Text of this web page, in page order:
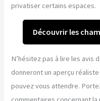
privatiser certains espaces.
Découvrir les
N’hésitez pas à lire les avis
donneront un aperçu
pouvez vous attendre.